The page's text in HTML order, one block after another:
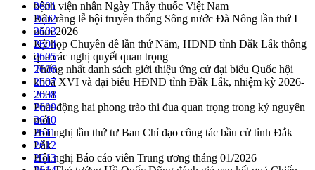
bệnh viện nhân Ngày Thầy thuốc Việt Nam
Rộn ràng lễ hội truyền thống Sông nước Đà Nông lần thứ I
năm 2026
Kỳ họp Chuyên đề lần thứ Năm, HĐND tỉnh Đắk Lắk thông
qua các nghị quyết quan trọng
Thống nhất danh sách giới thiệu ứng cử đại biểu Quốc hội
khoá XVI và đại biểu HĐND tỉnh Đắk Lắk, nhiệm kỳ 2026-
2031
Phát động hai phong trào thi đua quan trọng trong kỷ nguyên
mới
Hội nghị lần thứ tư Ban Chỉ đạo công tác bầu cử tỉnh Đắk
Lắk
Hội nghị Báo cáo viên Trung ương tháng 01/2026
2601
2602
2603
2604
2605
2606
2607
2608
2609
2610
2611
2612
2613